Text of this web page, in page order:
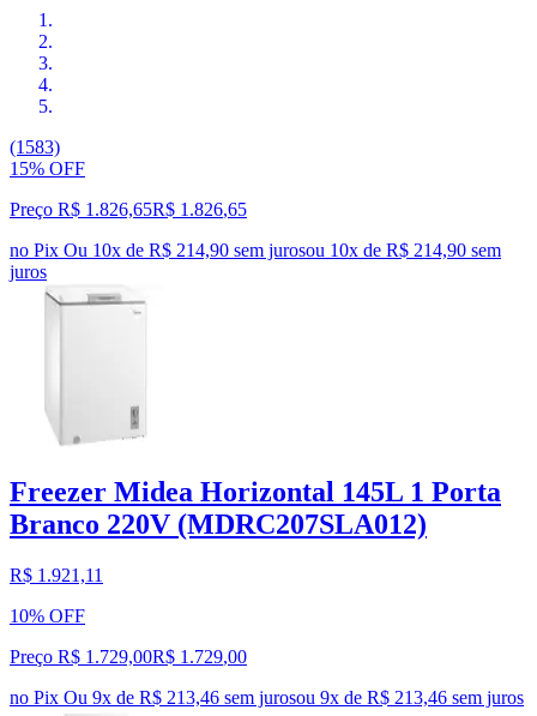
(1583)
15% OFF
Preço R$ 1.826,65R$ 1.826,65
no Pix Ou 10x de R$ 214,90 sem jurosou 10x de R$ 214,90 sem
juros
Freezer Midea Horizontal 145L 1 Porta
Branco 220V (MDRC207SLA012)
R$ 1.921,11
10% OFF
Preço R$ 1.729,00R$ 1.729,00
no Pix Ou 9x de R$ 213,46 sem jurosou 9x de R$ 213,46 sem juros